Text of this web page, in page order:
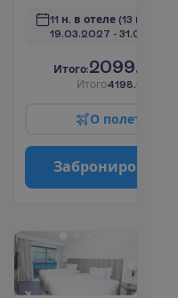
11 н. в отеле (13 н. всего)
19.03.2027 - 31.03.2027
Итого:2099.00
Итого4198.00
О полет
Заброниро